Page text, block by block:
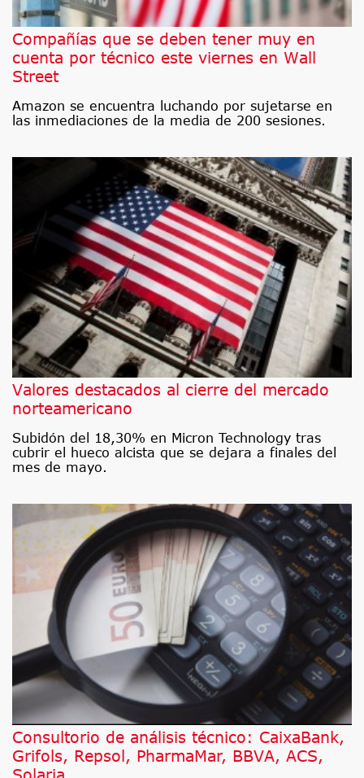
Compañías que se deben tener muy en
cuenta por técnico este viernes en Wall
Street
Amazon se encuentra luchando por sujetarse en
las inmediaciones de la media de 200 sesiones.
Valores destacados al cierre del mercado
norteamericano
Subidón del 18,30% en Micron Technology tras
cubrir el hueco alcista que se dejara a finales del
mes de mayo.
Consultorio de análisis técnico: CaixaBank,
Grifols, Repsol, PharmaMar, BBVA, ACS,
Solaria...